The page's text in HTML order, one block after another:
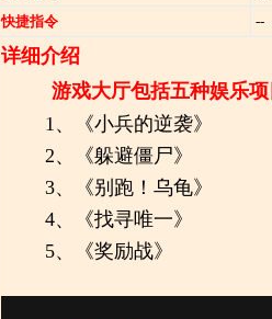
快捷指令
--
详细介绍
游戏大厅包括五种娱乐
1、《小兵的逆袭》
2、《躲避僵尸》
3、《别跑！乌龟》
4、《找寻唯一》
5、《奖励战》